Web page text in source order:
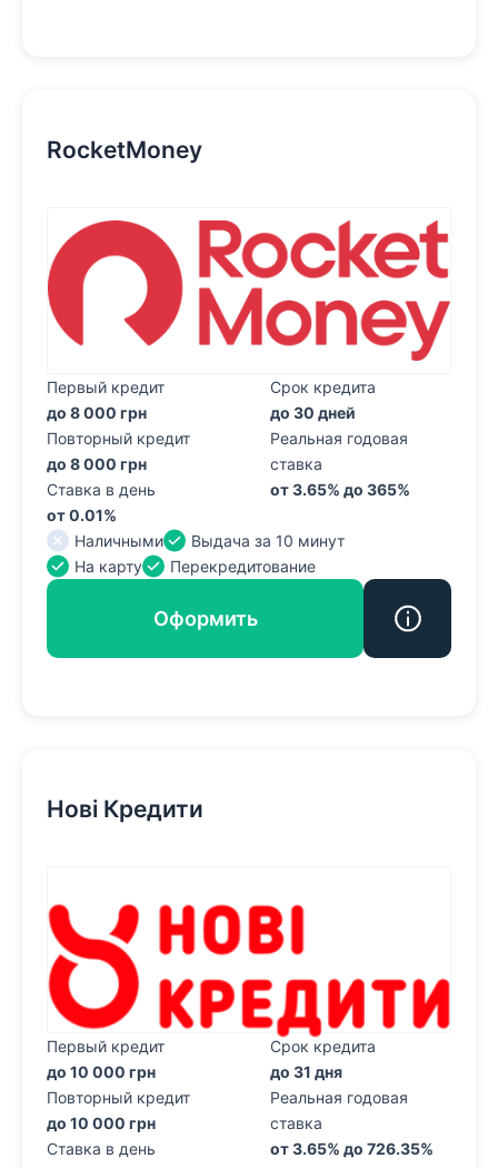
RocketMoney
Первый кредит
до 8 000 грн
Повторный кредит
до 8 000 грн
Ставка в день
от 0.01%
Срок кредита
до 30 дней
Реальная годовая
ставка
от 3.65% до 365%
Наличными
Выдача за 10 минут
На карту
Перекредитование
Оформить
Нові Кредити
Первый кредит
до 10 000 грн
Повторный кредит
до 10 000 грн
Ставка в день
Срок кредита
до 31 дня
Реальная годовая
ставка
от 3.65% до 726.35%